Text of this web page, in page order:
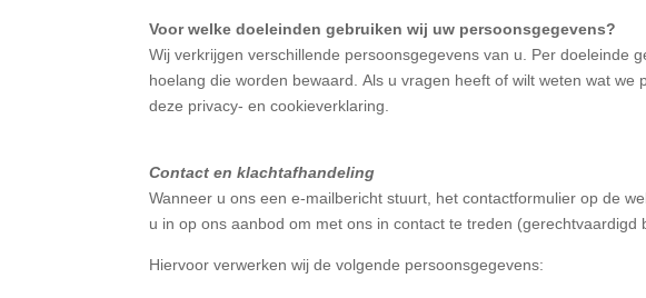
Voor welke doeleinden gebruiken wij uw persoonsgegevens?
Wij verkrijgen verschillende persoonsgegevens van u. Per doeleinde
hoelang die worden bewaard. Als u vragen heeft of wilt weten wat
deze privacy- en cookieverklaring.
Contact en klachtafhandeling
Wanneer u ons een e-mailbericht stuurt, het contactformulier op de
u in op ons aanbod om met ons in contact te treden (gerechtvaardigd
Hiervoor verwerken wij de volgende persoonsgegevens: